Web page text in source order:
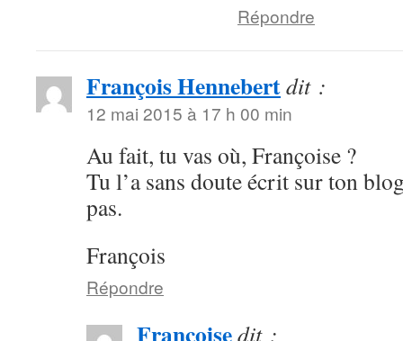
Répondre
François Hennebertdit :
12 mai 2015 à 17 h 00 min
Au fait, tu vas où, Françoise ?
Tu l’a sans doute écrit sur ton
pas.
François
Répondre
Francoisedit :